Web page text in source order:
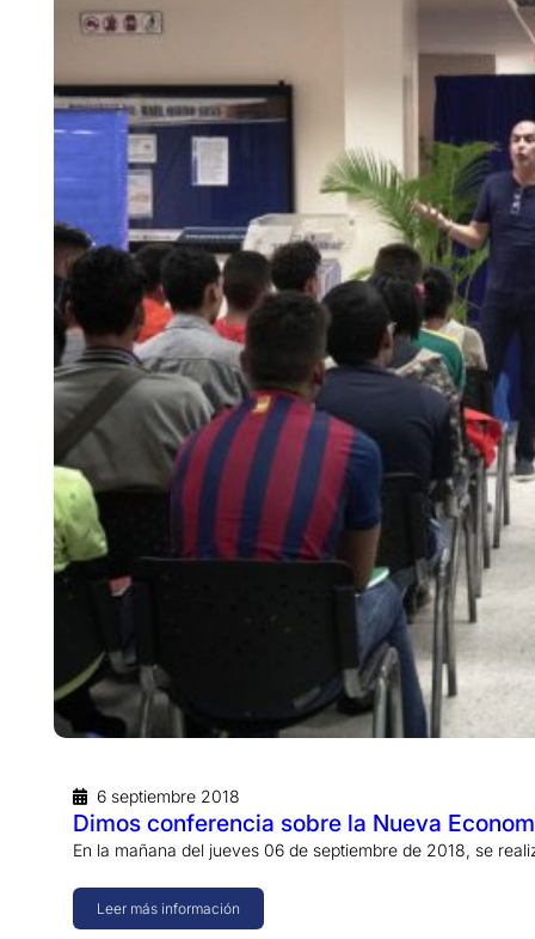
6 septiembre 2018
Dimos conferencia sobre la Nueva
En la mañana del jueves 06 de septiembre de 2018, se
Leer más información